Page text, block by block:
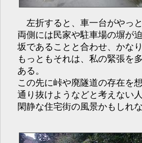
左折すると、車一台がやっ
両側には民家や駐車場の塀が
坂であることと合わせ、かな
もっともそれは、私の緊張を
ある。
この先に峠や廃隧道の存在を
通り抜けようなどと考えない
閑静な住宅街の風景かもしれな